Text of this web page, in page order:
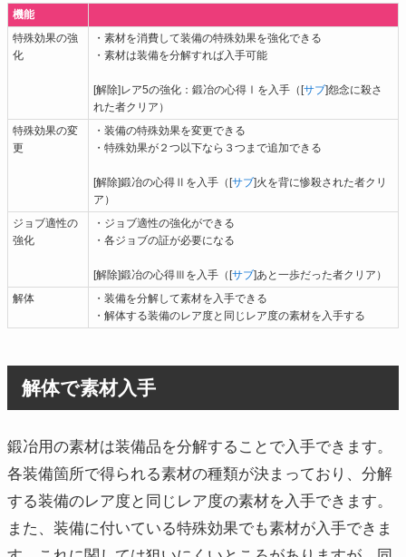
機能
特殊効果の強
化
・素材を消費して装備の特殊効果を強化できる
・素材は装備を分解すれば入手可能
[解除]レア5の強化：鍛冶の心得Ⅰを入手（[サブ]怨念に殺さ
れた者クリア）
特殊効果の変
更
・装備の特殊効果を変更できる
・特殊効果が２つ以下なら３つまで追加できる
[解除]鍛冶の心得Ⅱを入手（[サブ]火を背に惨殺された者クリ
ア）
ジョブ適性の
強化
・ジョブ適性の強化ができる
・各ジョブの証が必要になる
[解除]鍛冶の心得Ⅲを入手（[サブ]あと一歩だった者クリア）
解体
・装備を分解して素材を入手できる
・解体する装備のレア度と同じレア度の素材を入手する
解体で素材入手
鍛冶用の素材は装備品を分解することで入手できます。
各装備箇所で得られる素材の種類が決まっており、分解
する装備のレア度と同じレア度の素材を入手できます。
また、装備に付いている特殊効果でも素材が入手できま